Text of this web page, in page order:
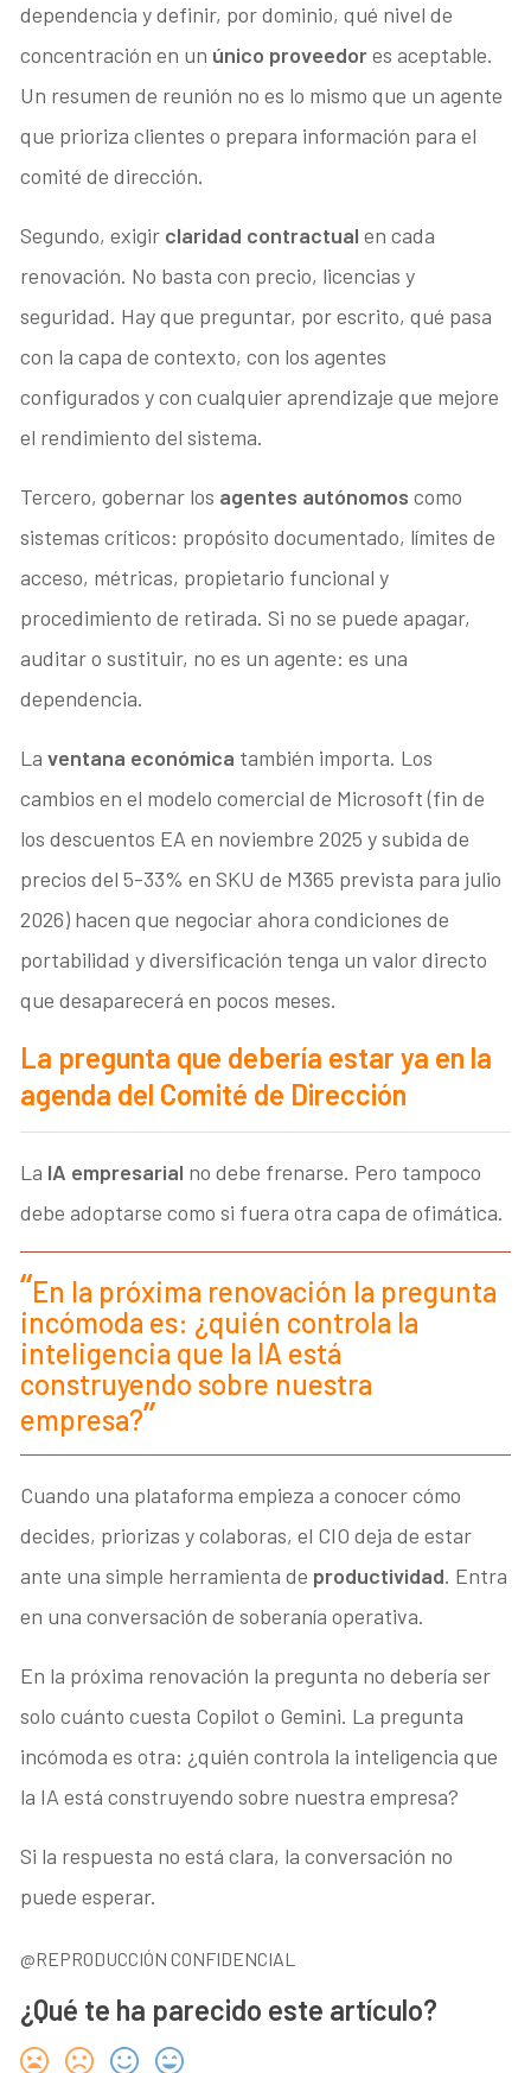
dependencia y definir, por dominio, qué nivel de
concentración en un único proveedores aceptable.
Un resumen de reunión no es lo mismo que un agente
que prioriza clientes o prepara información para el
comité de dirección.
Segundo, exigir claridad contractual en cada
renovación. No basta con precio, licencias y
seguridad. Hay que preguntar, por escrito, qué pasa
con la capa de contexto, con los agentes
configurados y con cualquier aprendizaje que mejore
el rendimiento del sistema.
Tercero, gobernar los agentes autónomos como
sistemas críticos: propósito documentado, límites de
acceso, métricas, propietario funcional y
procedimiento de retirada. Si no se puede apagar,
auditar o sustituir, no es un agente: es una
dependencia.
Laventana económica también importa. Los
cambios en el modelo comercial de Microsoft (fin de
los descuentos EA en noviembre 2025 y subida de
precios del 5-33% en SKU de M365 prevista para julio
2026) hacen que negociar ahora condiciones de
portabilidad y diversificación tenga un valor directo
que desaparecerá en pocos meses.
La pregunta que debería estar ya en la
agenda del Comité de Dirección
La IA empresarial no debe frenarse. Pero tampoco
debe adoptarse como si fuera otra capa de ofimática.
En la próxima renovación la pregunta
incómoda es: ¿quién controla la
inteligencia que la IA está
construyendo sobre nuestra
empresa?
Cuando una plataforma empieza a conocer cómo
decides, priorizas y colaboras, el CIO deja de estar
ante una simple herramienta de productividad. Entra
en una conversación de soberanía operativa.
En la próxima renovación la pregunta no debería ser
solo cuánto cuesta Copilot o Gemini. La pregunta
incómoda es otra: ¿quién controla la inteligencia que
la IA está construyendo sobre nuestra empresa?
Si la respuesta no está clara, la conversación no
puede esperar.
@REPRODUCCIÓN CONFIDENCIAL
¿Qué te ha parecido este artículo?